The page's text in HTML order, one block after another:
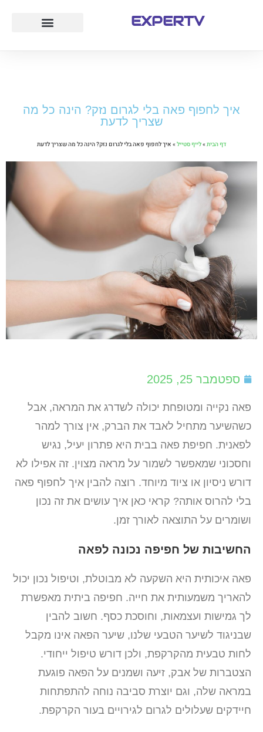
EXPERTV
איך לחפוף פאה בלי לגרום נזק? הינה כל מה
שצריך לדעת
דף הבית»לייף סטייל» איך לחפוף פאה בלי לגרום נזק? הינה כל מה שצריך לדעת
ספטמבר 25, 2025
פאה נקייה ומטופחת יכולה לשדרג את המראה, אבל
כשהשיער מתחיל לאבד את הברק, אין צורך למהר
לפאנית. חפיפת פאה בבית היא פתרון יעיל, נגיש
וחסכוני שמאפשר לשמור על מראה מצוין. זה אפילו לא
דורש ניסיון או ציוד מיוחד. רוצה להבין איך לחפוף פאה
בלי להרוס אותה? קראי כאן איך עושים את זה נכון
ושומרים על התוצאה לאורך זמן.
החשיבות של חפיפה נכונה לפאה
פאה איכותית היא השקעה לא מבוטלת, וטיפול נכון יכול
להאריך משמעותית את חייה. חפיפה ביתית מאפשרת
לך גמישות ועצמאות, וחוסכת כסף. חשוב להבין
שבניגוד לשיער הטבעי שלנו, שיער הפאה אינו מקבל
לחות טבעית מהקרקפת, ולכן דורש טיפול ייחודי.
הצטברות של אבק, זיעה ושמנים על הפאה פוגעת
במראה שלה, וגם יוצרת סביבה נוחה להתפתחות
חיידקים שעלולים לגרום לגירויים בעור הקרקפת.